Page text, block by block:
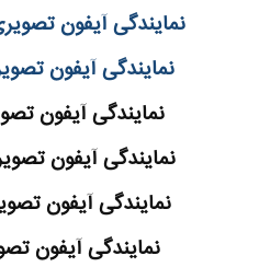
نمایندگی آیفون
نمایندگی آیفون
نمایندگی آیفون
نمایندگی آیفون
نمایندگی آیفون
نمایندگی آیفون